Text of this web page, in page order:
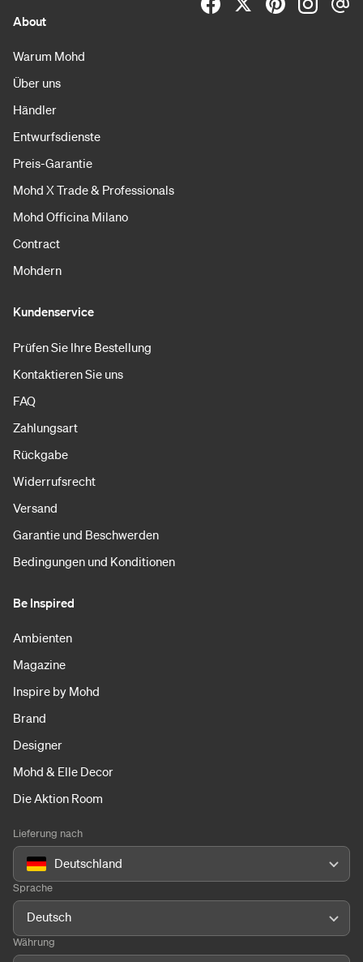
About
Warum Mohd
Über uns
Händler
Entwurfsdienste
Preis-Garantie
Mohd X Trade & Professionals
Mohd Officina Milano
Contract
Mohdern
Kundenservice
Prüfen Sie Ihre Bestellung
Kontaktieren Sie uns
FAQ
Zahlungsart
Rückgabe
Widerrufsrecht
Versand
Garantie und Beschwerden
Bedingungen und Konditionen
Be Inspired
Ambienten
Magazine
Inspire by Mohd
Brand
Designer
Mohd & Elle Decor
Die Aktion Room
Lieferung nach
Deutschland
Sprache
Deutsch
Währung